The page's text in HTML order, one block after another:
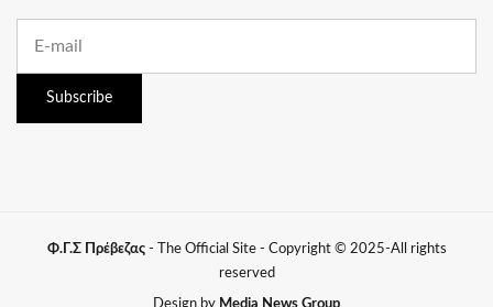
a
Subscribe
Φ.Γ.Σ Πρέβεζας- The Official Site - Copyright © 2025-All rights
reserved